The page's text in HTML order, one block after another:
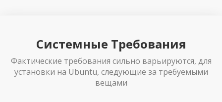
Системные Требования
Фактические требования сильно варьируются, для
установки на Ubuntu, следующие за требуемыми
вещами